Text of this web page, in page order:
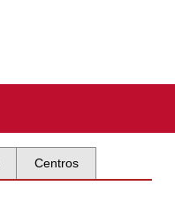
Centros